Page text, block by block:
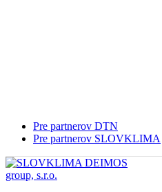
Pre partnerov DTN
Pre partnerov SLOVKLIMA